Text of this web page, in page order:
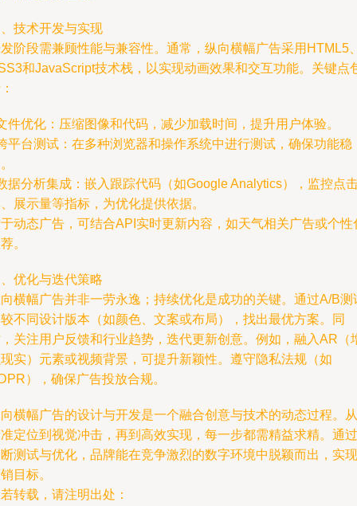
技术开发与实现
阶段需兼顾性能与兼容性。通常，纵向横幅广告采用HTML5
和JavaScript技术栈，以实现动画效果和交互功能。关键点
件优化：压缩图像和代码，减少加载时间，提升用户体验。
平台测试：在多种浏览器和操作系统中进行测试，确保功能稳
据分析集成：嵌入跟踪代码（如Google Analytics），监控点
展示量等指标，为优化提供依据。
动态广告，可结合API实时更新内容，如天气相关广告或个性
。
优化与迭代策略
横幅广告并非一劳永逸；持续优化是成功的关键。通过A/B测
不同设计版本（如颜色、文案或布局），找出最优方案。同
关注用户反馈和行业趋势，迭代更新创意。例如，融入AR（
实）元素或视频背景，可提升新颖性。遵守隐私法规（如
），确保广告投放合规。
横幅广告的设计与开发是一个融合创意与技术的动态过程。从
定位到视觉冲击，再到高效实现，每一步都需精益求精。通过
测试与优化，品牌能在竞争激烈的数字环境中脱颖而出，实现
目标。
转载，请注明出处：